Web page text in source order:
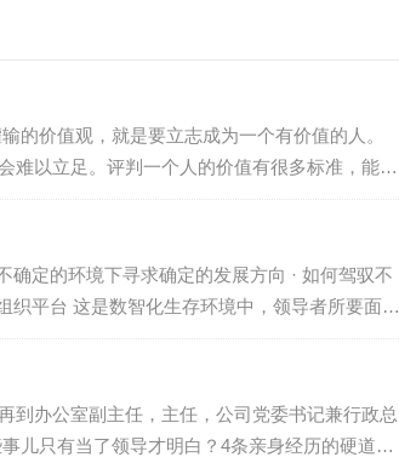
的价值观，就是要立志成为一个有价值的人。
难以立足。评判一个人的价值有很多标准，能力
、强烈的责任心以及谦虚的心态往往比个人的工
概念，值得你深思和学习。 01 学会尊敬和服…
确定的环境下寻求确定的发展方向 · 如何驾驭不
织平台 这是数智化生存环境中，领导者所要面对
向，关注组织的未来，引导和影响组织成员…
到办公室副主任，主任，公司党委书记兼行政总
儿只有当了领导才明白？4条亲身经历的硬道理